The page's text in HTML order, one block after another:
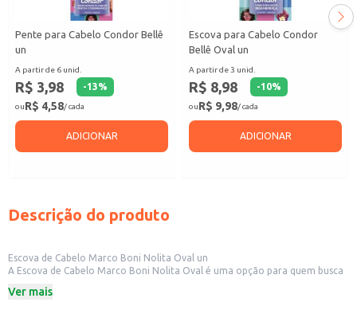
Pente para Cabelo Condor Bellê
un
A partir de 6 unid.
R$ 3,98 -13%
ouR$ 4,58/ cada
ADICIONAR
Escova para Cabelo Condor
Bellê Oval un
A partir de 3 unid.
R$ 8,98 -10%
ouR$ 9,98/ cada
ADICIONAR
Descrição do produto
Escova de Cabelo Marco Boni Nolita Oval un
A Escova de Cabelo Marco Boni Nolita Oval é uma opção para quem busca
ergonômico facilitam o manuseio durante o uso, tornando-a ideal para o
Ver mais